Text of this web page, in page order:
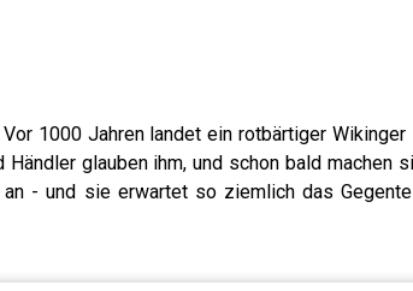
1000 Jahren landet ein rotbärtiger
glauben ihm, und schon bald
- und sie erwartet so ziemlich das